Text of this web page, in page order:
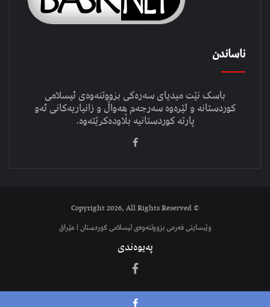
ناساندن
باسک نێت میدیای سەرەکی بزووتنەوەی ئیسلامی
کوردستانە و لێرەوە سەرجەم هەواڵ و زانیاریەکانی ئەو
پارتە کوردستانیە بڵاودەکرێتەوە.
© Copyright 2026, All Rights Reserved
وێبسایتی فەرمی بزووتنەوەی ئیسلامی کوردستان | عێراق
پەیوەندی